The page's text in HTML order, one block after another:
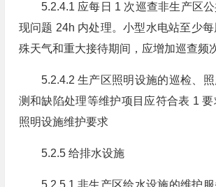
5.2.4.1 应每日 1 次巡查非生产区
现问题 24h 内处理。小型水电站至少
殊天气和重大接待期间，应增加巡查频
5.2.4.2 生产区照明设施的巡检、
测和缺陷处理等维护项目应符合表 1
照明设施维护要求
5.2.5 给排水设施
5.2.5.1 非生产区给水设施的维护